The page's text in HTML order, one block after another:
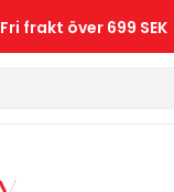
Fri frakt över 699 SEK